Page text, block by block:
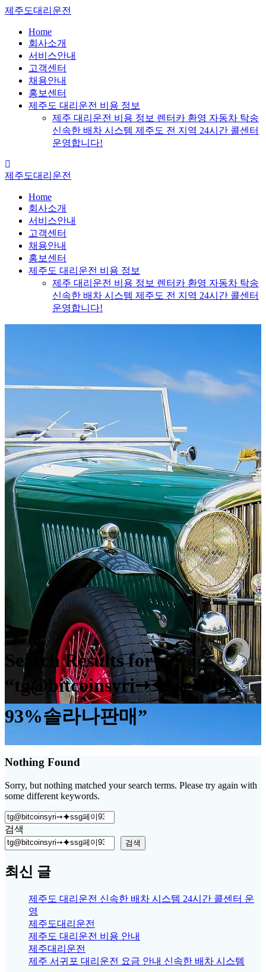
Skip
content
제주도대리운전
Home
회사소개
서비스안내
고객센터
채용안내
홍보센터
제주도 대리운전 비용 정보
제주 대리운전 비용 정보 렌터카 환영 자동차 탁송
신속한 배차 시스템 제주도 전 지역 24시간 콜센터
운영합니다!
제주도대리운전
Home
회사소개
서비스안내
고객센터
채용안내
홍보센터
제주도 대리운전 비용 정보
제주 대리운전 비용 정보 렌터카 환영 자동차 탁송
신속한 배차 시스템 제주도 전 지역 24시간 콜센터
운영합니다!
Search Results for
“tg@bitcoinsyri➙⯌ssg페이
93%솔라나판매”
Nothing Found
Sorry, but nothing matched your search terms. Please try again with
some different keywords.
Search
for:
검색
검색
최신 글
제주도 대리운전 신속한 배차 시스템 24시간 콜센터 운
영
제주도대리운전
제주도 대리운전 비용 안내
제주대리운전
제주 서귀포 대리운전 요금 안내 신속한 배차 시스템